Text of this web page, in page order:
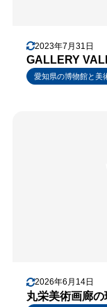
2023年7月31日
GALLERY
愛知県の博物館と美
2026年6月14日
丸栄美術画廊